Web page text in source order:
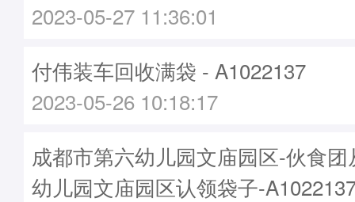
2023-05-27 11:36:01
付伟装车回收满袋 - A1022137
2023-05-26 10:18:17
成都市第六幼儿园文庙园区-伙食
幼儿园文庙园区认领袋子-